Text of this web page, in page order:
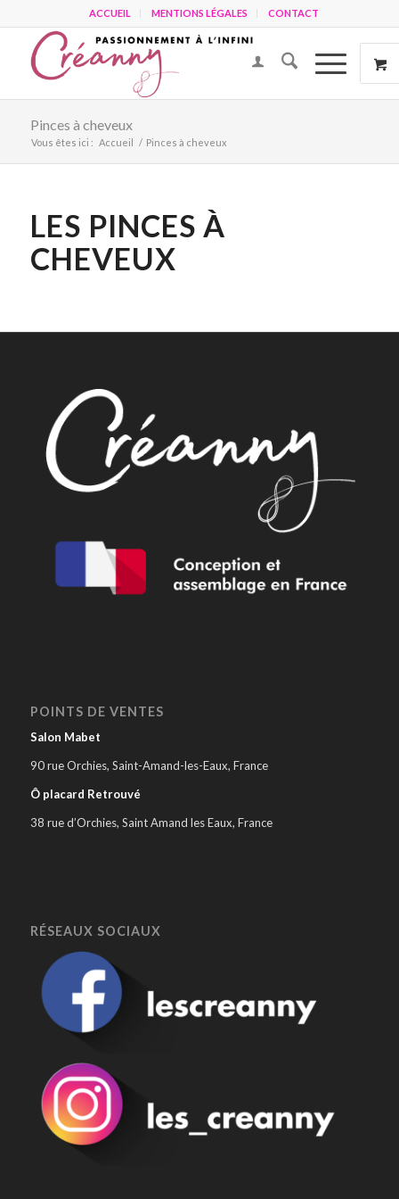
ACCUEIL MENTIONS LÉGALES CONTACT
Pinces à cheveux
Vous êtes ici : Accueil / Pinces à cheveux
LES PINCES À
CHEVEUX
POINTS DE VENTES
Salon Mabet
90 rue Orchies, Saint-Amand-les-Eaux, France
Ô placard Retrouvé
38 rue d’Orchies, Saint Amand les Eaux, France
RÉSEAUX SOCIAUX